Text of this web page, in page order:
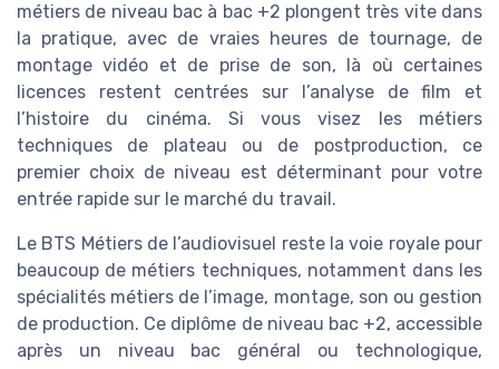
métiers de niveau bac à bac +2 plongent très vite dans
la pratique, avec de vraies heures de tournage, de
montage vidéo et de prise de son, là où certaines
licences restent centrées sur l’analyse de film et
l’histoire du cinéma. Si vous visez les métiers
techniques de plateau ou de postproduction, ce
premier choix de niveau est déterminant pour votre
entrée rapide sur le marché du travail.
Le BTS Métiers de l’audiovisuel reste la voie royale pour
beaucoup de métiers techniques, notamment dans les
spécialités métiers de l’image, montage, son ou gestion
de production. Ce diplôme de niveau bac +2, accessible
après un niveau bac général ou technologique,